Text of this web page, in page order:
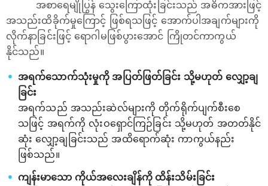
အစာရေမျိုပြွန် သွေးကြောထုံးခြင်းသည် အဓိကအားဖြင့်
အသည်းထိခိုက်မှုကြောင့် ဖြစ်ရသဖြင့် အောက်ပါအချက်များကို
လိုက်နာခြင်းဖြင့် ရောဂါမဖြစ်ပွားအောင် ကြိုတင်ကာကွယ်
နိုင်သည်။
အရက်သောက်သုံးမှုကို အပြတ်ဖြတ်ခြင်း သို့မဟုတ် လျှော့ချ
ခြင်း
အရက်သည် အသည်းဆဲလ်များကို တိုက်ရိုက်ပျက်စီးစေ
သဖြင့် အရက်ကို လုံးဝရှောင်ကြဉ်ခြင်း သို့မဟုတ် အတတ်နိုင်
ဆုံး လျှော့ချခြင်းသည် အထိရောက်ဆုံး ကာကွယ်နည်း
ဖြစ်သည်။
ကျန်းမာသော ကိုယ်အလေးချိန်ကို ထိန်းသိမ်းခြင်း